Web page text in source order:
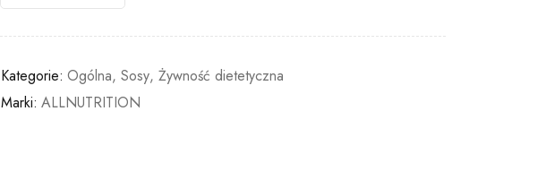
Kategorie: Ogólna,Sosy,Żywność dietetyczna
Marki: ALLNUTRITION